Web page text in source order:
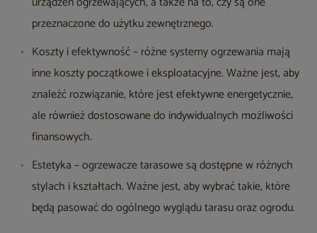
przeznaczone do użytku zewnętrznego.
Koszty i efektywność – różne systemy ogrzewania mają
inne koszty początkowe i eksploatacyjne. Ważne jest, aby
znaleźć rozwiązanie, które jest efektywne energetycznie,
ale również dostosowane do indywidualnych możliwości
finansowych.
Estetyka – ogrzewacze tarasowe są dostępne w różnych
stylach i kształtach. Ważne jest, aby wybrać takie, które
będą pasować do ogólnego wyglądu tarasu oraz ogrodu.